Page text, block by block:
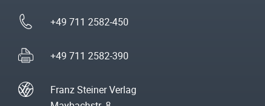
+49 711 2582-450
+49 711 2582-390
Franz Steiner Verlag